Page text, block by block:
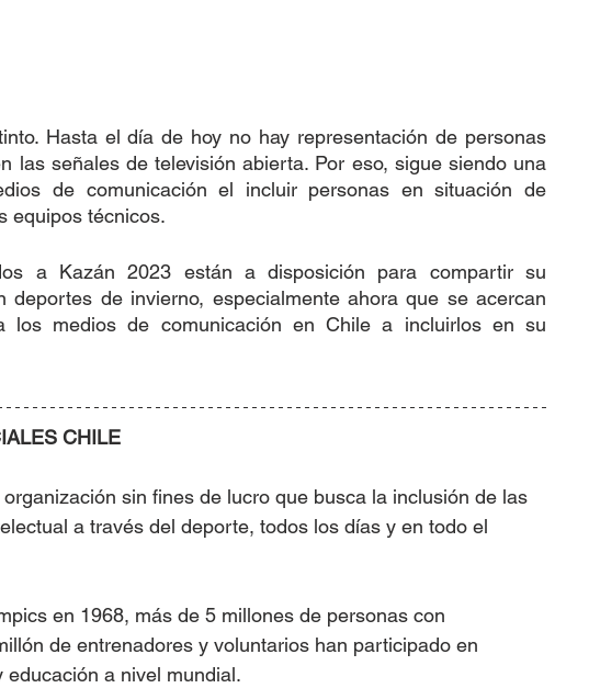
Hasta el día de hoy no hay representación de personas
las señales de televisión abierta. Por eso, sigue siendo una
de comunicación el incluir personas en situación de
equipos técnicos.
a Kazán 2023 están a disposición para compartir su
deportes de invierno, especialmente ahora que se acercan
los medios de comunicación en Chile a incluirlos en su
CHILE
sin fines de lucro que busca la inclusión de las
a través del deporte, todos los días y en todo el
en 1968, más de 5 millones de personas con
de entrenadores y voluntarios han participado en
a nivel mundial.